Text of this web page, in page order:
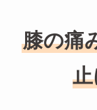
膝の痛